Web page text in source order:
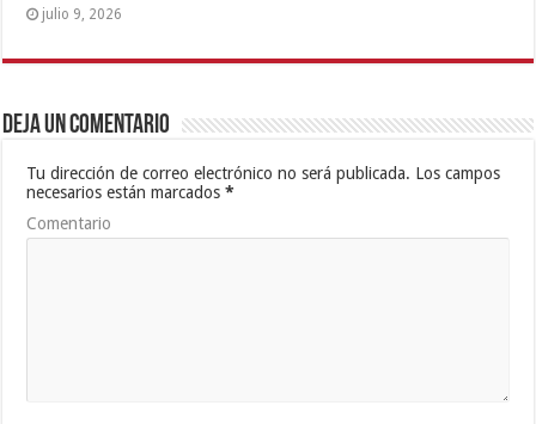
julio 9, 2026
Deja un comentario
Tu dirección de correo electrónico no será publicada. Los campos
necesarios están marcados*
Comentario